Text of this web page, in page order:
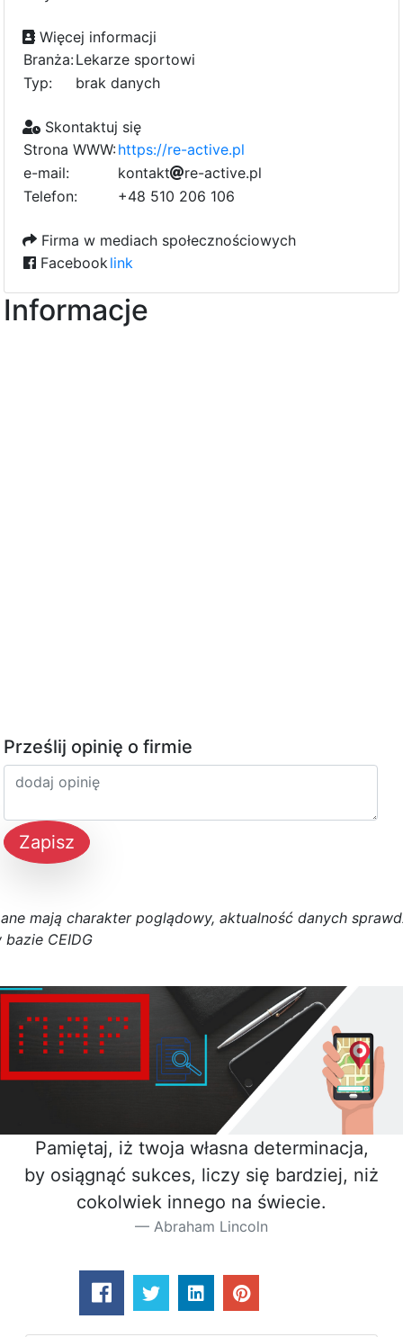
Więcej informacji
Branża:Lekarze sportowi
Typ:
brak danych
Skontaktuj się
Strona WWW:https://re-active.pl
e-mail:
b
kof
7
ntakt r3
ea
4
-ad
1
ct0
2
i5
b
ve.pl
Telefon:
+48 510 206 106
Firma w mediach społecznościowych
Facebook link
Informacje
Prześlij opinię o firmie
Zapisz
ane mają charakter poglądowy, aktualność danych sprawd
bazie CEIDG
Pamiętaj, iż twoja własna determinacja,
by osiągnąć sukces, liczy się bardziej, niż
cokolwiek innego na świecie.
Abraham Lincoln